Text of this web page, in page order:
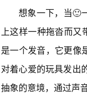
想象一下，当🙂
上这样一种拖沓而
是一个发音，它更像
对着心爱的玩具发出
抽象的意境，通过声